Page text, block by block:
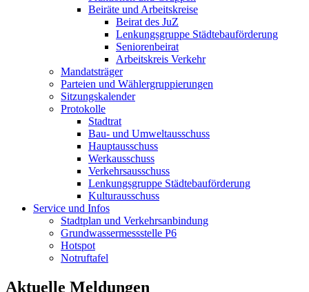
Beiräte und Arbeitskreise
Beirat des JuZ
Lenkungsgruppe Städtebauförderung
Seniorenbeirat
Arbeitskreis Verkehr
Mandatsträger
Parteien und Wählergruppierungen
Sitzungskalender
Protokolle
Stadtrat
Bau- und Umweltausschuss
Hauptausschuss
Werkausschuss
Verkehrsausschuss
Lenkungsgruppe Städtebauförderung
Kulturausschuss
Service und Infos
Stadtplan und Verkehrsanbindung
Grundwassermessstelle P6
Hotspot
Notruftafel
Aktuelle Meldungen